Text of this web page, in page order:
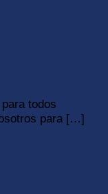
todos
para […]